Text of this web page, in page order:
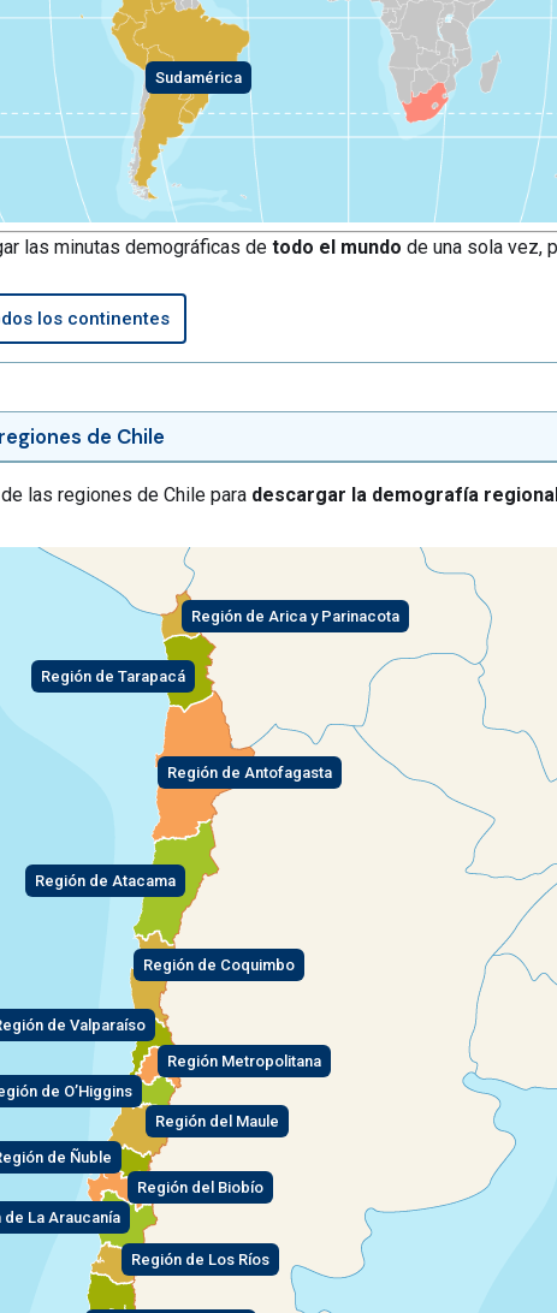
Sudamérica
las minutas demográficas detodo el mundo de una sola vez,
los continentes
de Chile
las regiones de Chile para descargar la demografía
Región de Arica y Parinacota
Región de Tarapacá
Región de Antofagasta
Región de Atacama
Región de Coquimbo
de Valparaíso
Región Metropolitana
de O’Higgins
Región del Maule
de Ñuble
Región del Biobío
de La Araucanía
Región de Los Ríos